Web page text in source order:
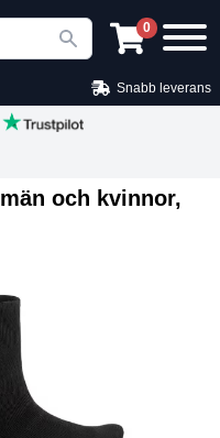
0
Snabb leverans
och kvinnor,